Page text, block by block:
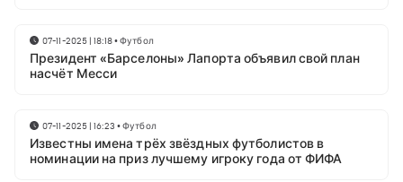
07-11-2025 | 18:18•Футбол
Президент «Барселоны» Лапорта объявил свой план
насчёт Месси
07-11-2025 | 16:23 •Футбол
Известны имена трёх звёздных футболистов в
номинации на приз лучшему игроку года от ФИФА